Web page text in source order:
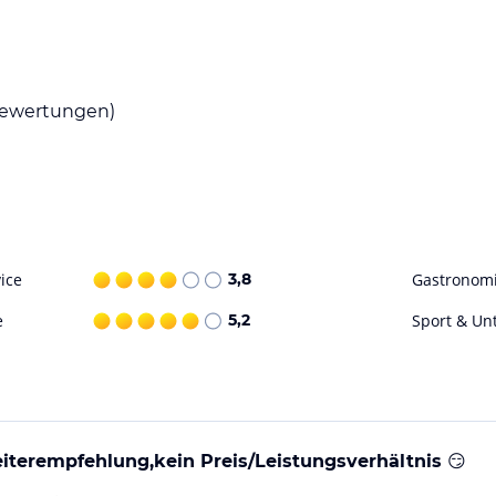
Sie kulinarische Köstlichkeiten genießen
einen guten Start in den Tag garantiert.
entspannen und die Sonne genießen
in dem Sie trainieren und neue Energie
3,8
5,2 Sport &
Preis/Leistungsverhältnis 😏